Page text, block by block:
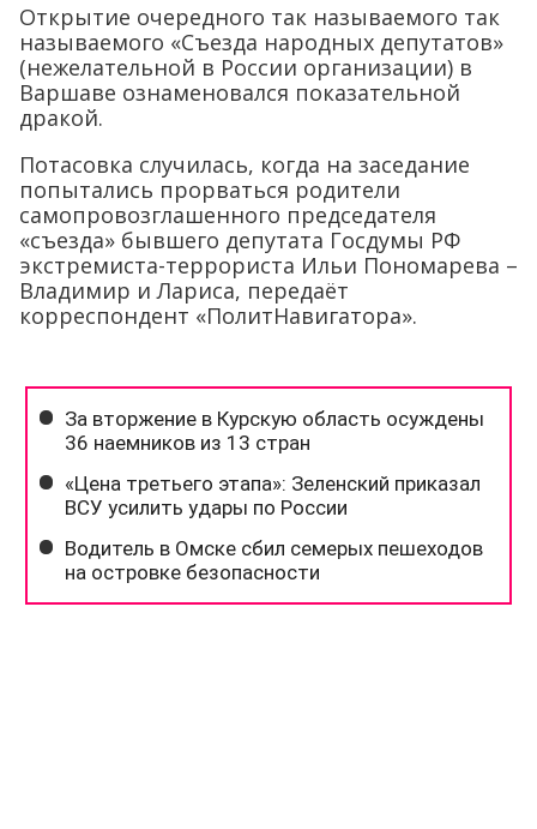
Открытие очередного так называемого так
называемого «Съезда народных депутатов»
(нежелательной в России организации) в
Варшаве ознаменовался показательной
дракой.
Потасовка случилась, когда на заседание
попытались прорваться родители
самопровозглашенного председателя
«съезда» бывшего депутата Госдумы РФ
экстремиста-террориста Ильи Пономарева –
Владимир и Лариса, передаёт
корреспондент «ПолитНавигатора».